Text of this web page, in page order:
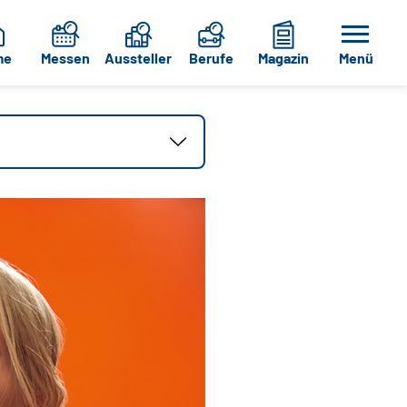
Messen Aussteller Berufe Magazin Menü